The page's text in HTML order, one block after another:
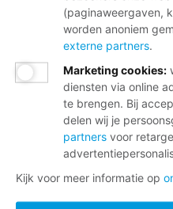
(paginaweergaven,
worden anoniem
externe partners.
Marketing cookies:
diensten via online
te brengen. Bij
delen wij je
partners voor
Kijk voor meer informatie op